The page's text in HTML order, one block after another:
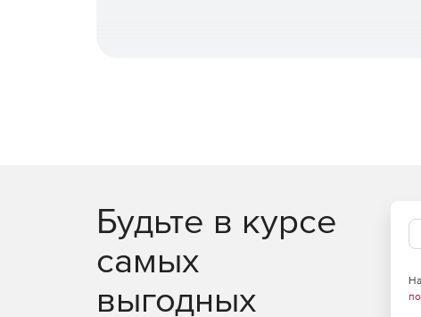
Мгновенная верификация паролей для
Аудит и отчетность – ведение истории того,
Двухфакторная аутентификация – два этапа
Будьте в курсе
самых
выгодных